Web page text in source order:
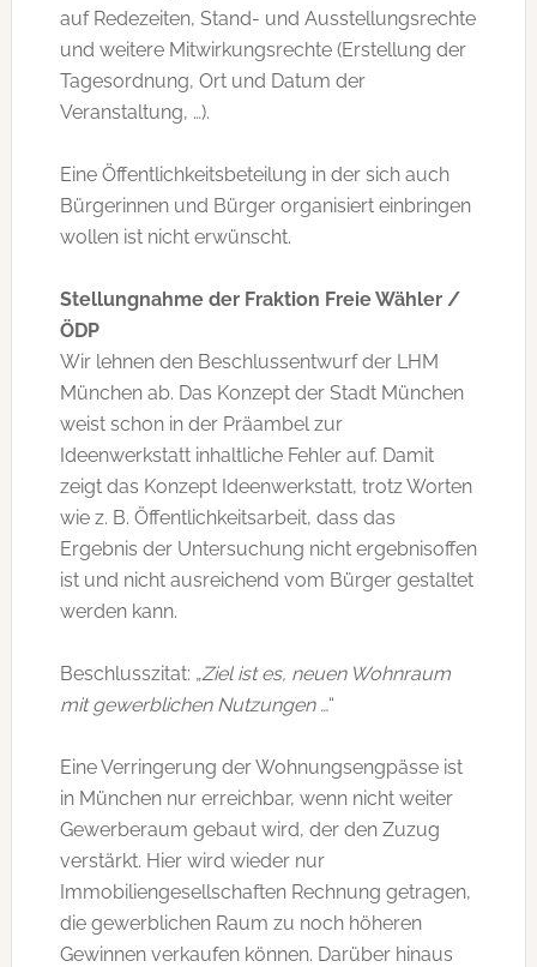
auf Redezeiten, Stand- und Ausstellungsrechte
und weitere Mitwirkungsrechte (Erstellung der
Tagesordnung, Ort und Datum der
Veranstaltung, …).
Eine Öffentlichkeitsbeteilung in der sich auch
Bürgerinnen und Bürger organisiert einbringen
wollen ist nicht erwünscht.
Stellungnahme der Fraktion Freie Wähler /
ÖDP
Wir lehnen den Beschlussentwurf der LHM
München ab. Das Konzept der Stadt München
weist schon in der Präambel zur
Ideenwerkstatt inhaltliche Fehler auf. Damit
zeigt das Konzept Ideenwerkstatt, trotz Worten
wie z. B. Öffentlichkeitsarbeit, dass das
Ergebnis der Untersuchung nicht ergebnisoffen
ist und nicht ausreichend vom Bürger gestaltet
werden kann.
Beschlusszitat: „Ziel ist es, neuen Wohnraum
mit gewerblichen Nutzungen …“
Eine Verringerung der Wohnungsengpässe ist
in München nur erreichbar, wenn nicht weiter
Gewerberaum gebaut wird, der den Zuzug
verstärkt. Hier wird wieder nur
Immobiliengesellschaften Rechnung getragen,
die gewerblichen Raum zu noch höheren
Gewinnen verkaufen können. Darüber hinaus